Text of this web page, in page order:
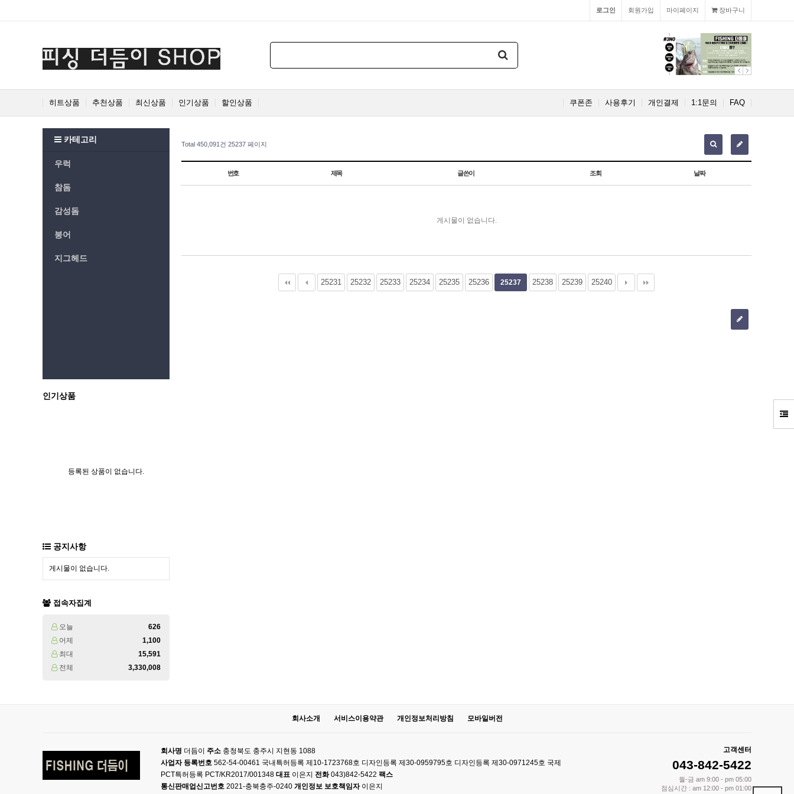
장바구니
마이페이지
회원가입
로그인
PrevNext
히트상품 추천상품 최신상품 인기상품 할인상품 FAQ
1:1문의
개인결제
사용후기
쿠폰존
카테고리
우럭
참돔
감성돔
붕어
지그헤드
인기상품
등록된 상품이 없습니다.
공지사항
게시물이 없습니다.
접속자집계
오늘
626
어제
1,100
최대
15,591
전체
3,330,008
Total 450,091건 25237 페이지
번호 제목 글쓴이 조회 날짜
게시물이 없습니다.
25231 25232 25233 25234 25235 25236 25237 25238 25239 25240
다음 맨끝
회사소개 서비스이용약관 개인정보처리방침 모바일버전
회사명 더듬이 주소 충청북도 충주시 지현동 1088
사업자 등록번호 562-54-00461 국내특허등록 제10-1723768호 디자인등록 제30-0959795호 디자인등록 제30-0971245호 국제
PCT특허등록 PCT/KR2017/001348 대표 이은지 전화043)842-5422 팩스
통신판매업신고번호 2021-충북충주-0240 개인정보 보호책임자이은지
고객센터
043-842-5422
월-금 am 9:00 - pm 05:00
점심시간 : am 12:00 - pm 01:00